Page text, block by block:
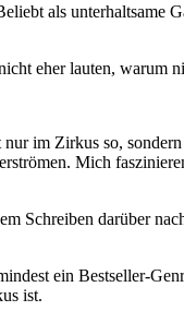
als unterhaltsame
eher lauten, warum
im Zirkus so,
Mich
Schreiben darüber
ein Bestseller-
ist.